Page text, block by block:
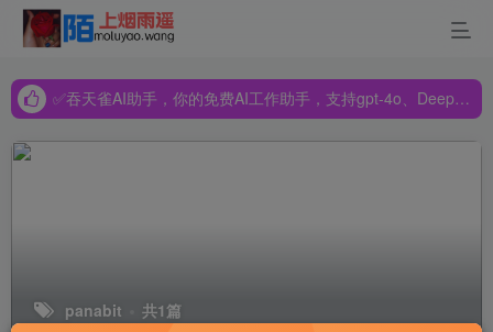
✅吞天雀AI助手，你的免费AI工作助手，支持gpt-4o、DeepSeek、Claude🔥🔥🔥🔥
✅吞天雀AI助手，你的免费AI工作助手，支持gpt-4o、DeepSeek、Claude🔥🔥🔥🔥
panabit 共1篇